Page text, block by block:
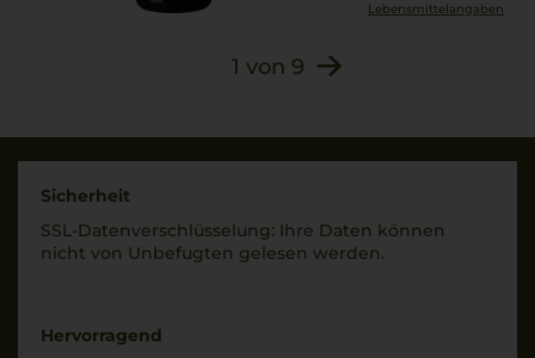
Lebensmittel­angaben
1 von 9
Sicherheit
SSL-Daten­verschlüs­selung: Ihre Daten können
nicht von Unbe­fugten gelesen werden.
Hervorragend